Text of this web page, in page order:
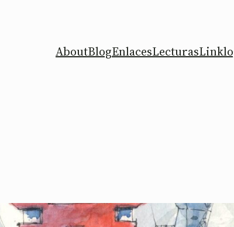
AboutBlogEnlacesLecturas